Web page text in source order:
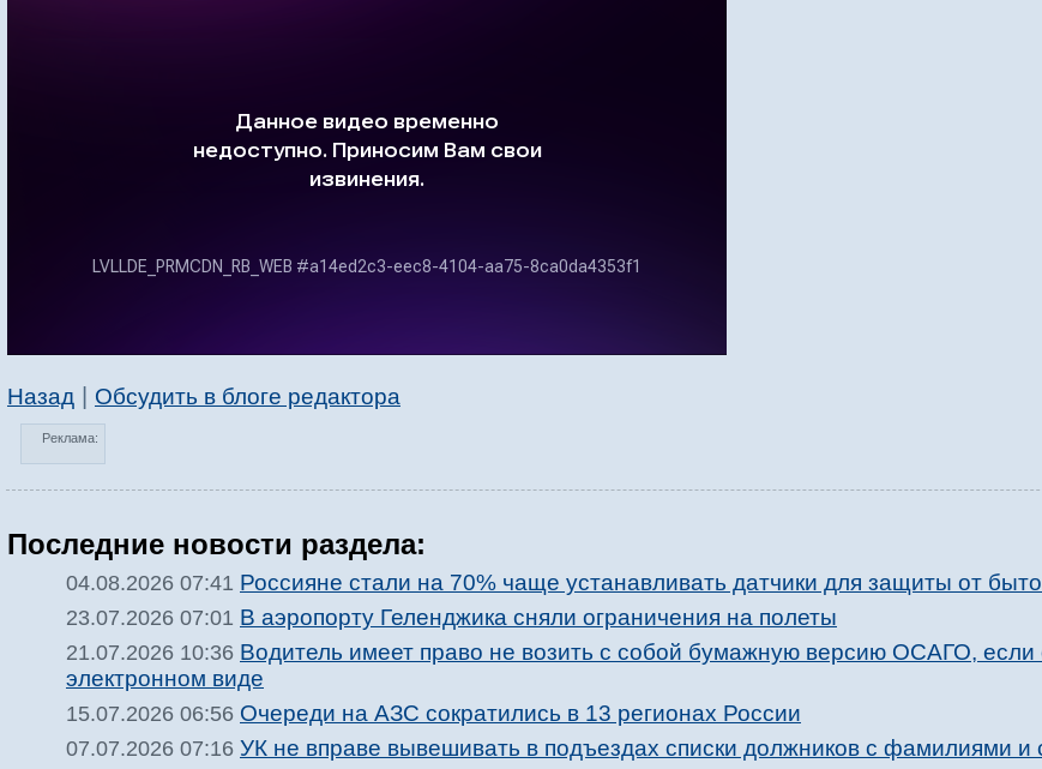
Назад Обсудить в блоге редактора
Реклама:
Последние новости раздела:
04.08.2026 07:41 Россияне стали на 70% чаще устанавливать датчики для защиты от
23.07.2026 07:01 В аэропорту Геленджика сняли ограничения на полеты
21.07.2026 10:36 Водитель имеет право не возить с собой бумажную версию ОСАГО,
электронном виде
15.07.2026 06:56 Очереди на АЗС сократились в 13 регионах России
07.07.2026 07:16 УК не вправе вывешивать в подъездах списки должников с фамилиями